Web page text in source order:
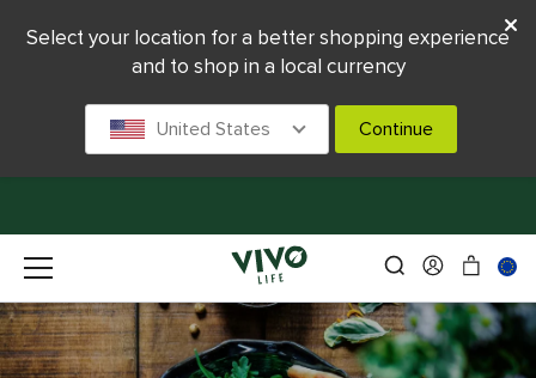
Select your location for a better shopping experience
and to shop in a local currency
United States Continue